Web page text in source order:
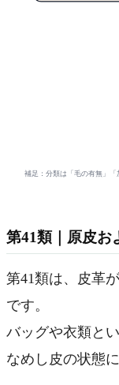
補足：分類は「毛の有無」「
第41類｜原皮お
第41類は、皮革が
です。
バッグや衣類と
なめし皮の状態